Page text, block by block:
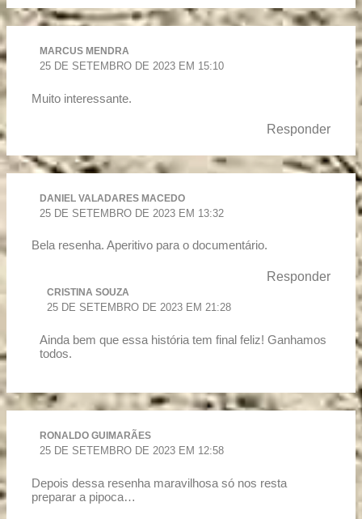
MARCUS MENDRA
25 DE SETEMBRO DE 2023 EM 15:10
Muito interessante.
Responder
DANIEL VALADARES MACEDO
25 DE SETEMBRO DE 2023 EM 13:32
Bela resenha. Aperitivo para o documentário.
Responder
CRISTINA SOUZA
25 DE SETEMBRO DE 2023 EM 21:28
Ainda bem que essa história tem final feliz! Ganhamos
todos.
RONALDO GUIMARÃES
25 DE SETEMBRO DE 2023 EM 12:58
Depois dessa resenha maravilhosa só nos resta
preparar a pipoca…